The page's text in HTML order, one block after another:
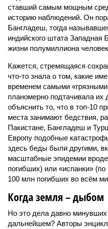
ставший самым мощным
историю наблюдений. Он
Бангладеш, тогда
индийского штата Западная
жизни полумиллиона
Кажется, стремящаяся
что-то знала о том, какие
временем самыми
планомерно подтачивала
объяснить то, что в топ-10
места занимают бедствия,
Пакистане, Бангладеш и
Европу подобные
здесь беды были другими,
масштабные эпидемии
погибших) или «испанки»
100 млн погибших во всём
Когда земля – дыбом
Но это дела давно
дальнейшем? Авторы